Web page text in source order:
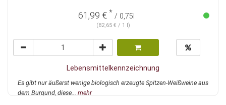
61,99 € * / 0,75l
(82,65 € / 1 l)
Lebensmittelkennzeichnung
Es gibt nur äußerst wenige biologisch erzeugte Spitzen-Weißweine aus
dem Burgund, diese... mehr